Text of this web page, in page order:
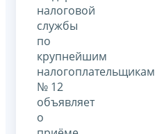
налоговой
службы
по
крупнейшим
налогоплательщикам
№ 12
объявляет
о